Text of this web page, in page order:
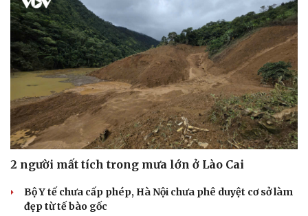
Văn hóa
Sân khấu - Điện ảnh
Âm nhạc
Di sản
Giải trí
Nghệ sĩ
Sao Việt
2 người mất tích trong mưa lớn ở Lào Cai
Bộ Y tế chưa cấp phép, Hà Nội chưa phê duyệt cơ sở làm
đẹp từ tế bào gốc